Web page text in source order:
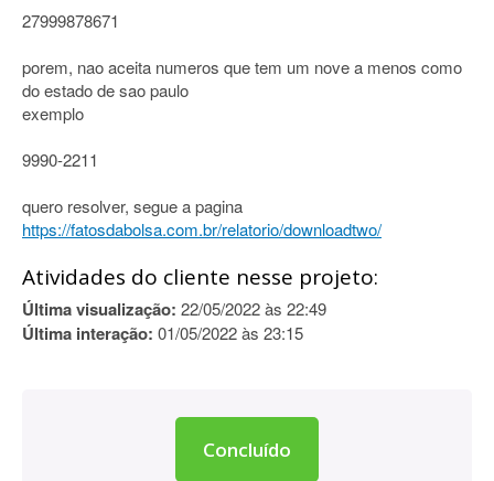
27999878671
porem, nao aceita numeros que tem um nove a menos como
do estado de sao paulo
exemplo
9990-2211
quero resolver, segue a pagina
https://fatosdabolsa.com.br/relatorio/downloadtwo/
Atividades do cliente nesse projeto:
Última visualização: 22/05/2022 às 22:49
Última interação: 01/05/2022 às 23:15
Concluído